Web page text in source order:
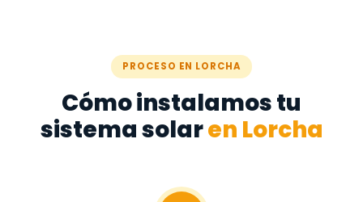
PROCESO EN LORCHA
Cómo instalamos tu
sistema solaren Lorcha